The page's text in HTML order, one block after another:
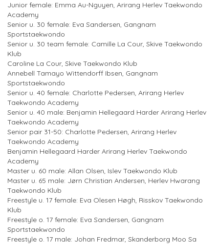
Junior female: Emma Au-Nguyen, Arirang Herlev Taekwondo
Academy
Senior u. 30 female: Eva Sandersen, Gangnam
Sportstaekwondo
Senior u. 30 team female: Camille La Cour, Skive Taekwondo
Klub
Caroline La Cour, Skive Taekwondo Klub
Annebell Tamayo Wittendorff Ibsen, Gangnam
Sportstaekwondo
Senior u. 40 female: Charlotte Pedersen, Arirang Herlev
Taekwondo Academy
Senior u. 40 male: Benjamin Hellegaard Harder Arirang Herlev
Taekwondo Academy
Senior pair 31-50: Charlotte Pedersen, Arirang Herlev
Taekwondo Academy
Benjamin Hellegaard Harder Arirang Herlev Taekwondo
Academy
Master u. 60 male: Allan Olsen, Islev Taekwondo Klub
Master u. 65 male: Jørn Christian Andersen, Herlev Hwarang
Taekwondo Klub
Freestyle u. 17 female: Eva Olesen Høgh, Risskov Taekwondo
Klub
Freestyle o. 17 female: Eva Sandersen, Gangnam
Sportstaekwondo
Freestyle o. 17 male: Johan Fredmar, Skanderborg Moo Sa